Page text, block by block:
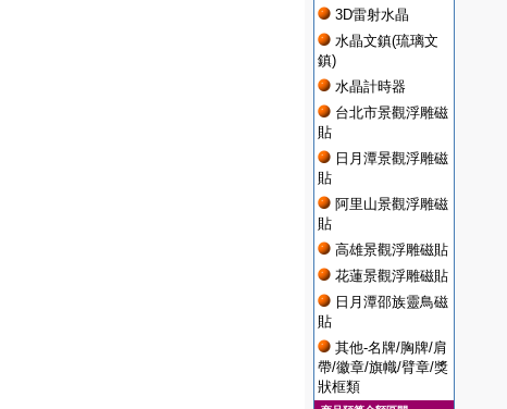
3D雷射水晶
水晶文鎮(琉璃文
鎮)
水晶計時器
台北市景觀浮雕磁
貼
日月潭景觀浮雕磁
貼
阿里山景觀浮雕磁
貼
高雄景觀浮雕磁貼
花蓮景觀浮雕磁貼
日月潭邵族靈鳥磁
貼
其他-名牌/胸牌/肩
帶/徽章/旗幟/臂章/獎
狀框類